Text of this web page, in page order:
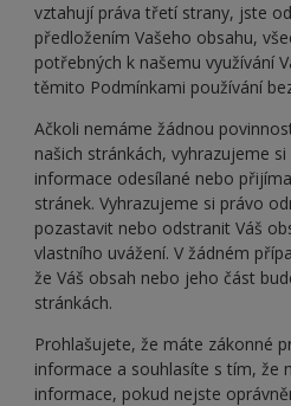
vztahují práva třetí strany, jste
předložením Vašeho obsahu,
potřebných k našemu využívání
těmito Podmínkami používání
Ačkoli nemáme žádnou
našich stránkách, vyhrazujeme
informace odesílané nebo
stránek. Vyhrazujeme si právo
pozastavit nebo odstranit Váš
vlastního uvážení. V žádném
že Váš obsah nebo jeho část
stránkách.
Prohlašujete, že máte zákonné
informace a souhlasíte s tím, že
informace, pokud nejste